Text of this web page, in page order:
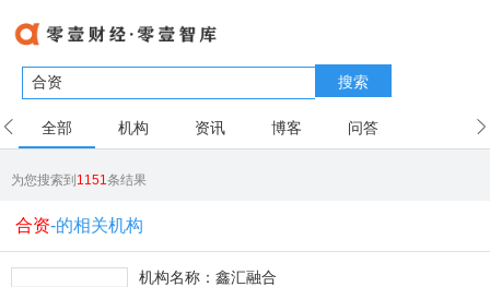
搜索
全部 机构 资讯 博客 问答
为您搜索到1151条结果
合资-的相关机构
机构名称： 鑫汇融合